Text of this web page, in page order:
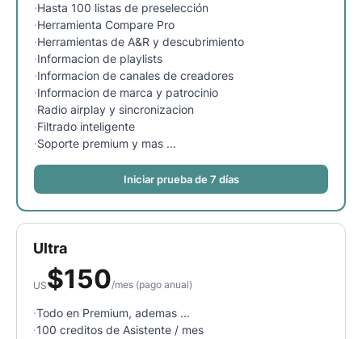
RECURSOS
Informes de la industria How Music Charts
Centro de ayuda
Videos de
entrenamiento
Centro de Aprendizaje
Onesheet
·Hasta 100 listas de preselección
·Herramienta Compare Pro
·Herramientas de A&R y descubrimiento
·Informacion de playlists
·Informacion de canales de creadores
·Informacion de marca y patrocinio
·Radio airplay y sincronizacion
·Filtrado inteligente
·Soporte premium y mas ...
Iniciar prueba de 7 días
Ultra
US$150/mes (pago anual)
·Todo en Premium, ademas ...
·100 creditos de Asistente / mes